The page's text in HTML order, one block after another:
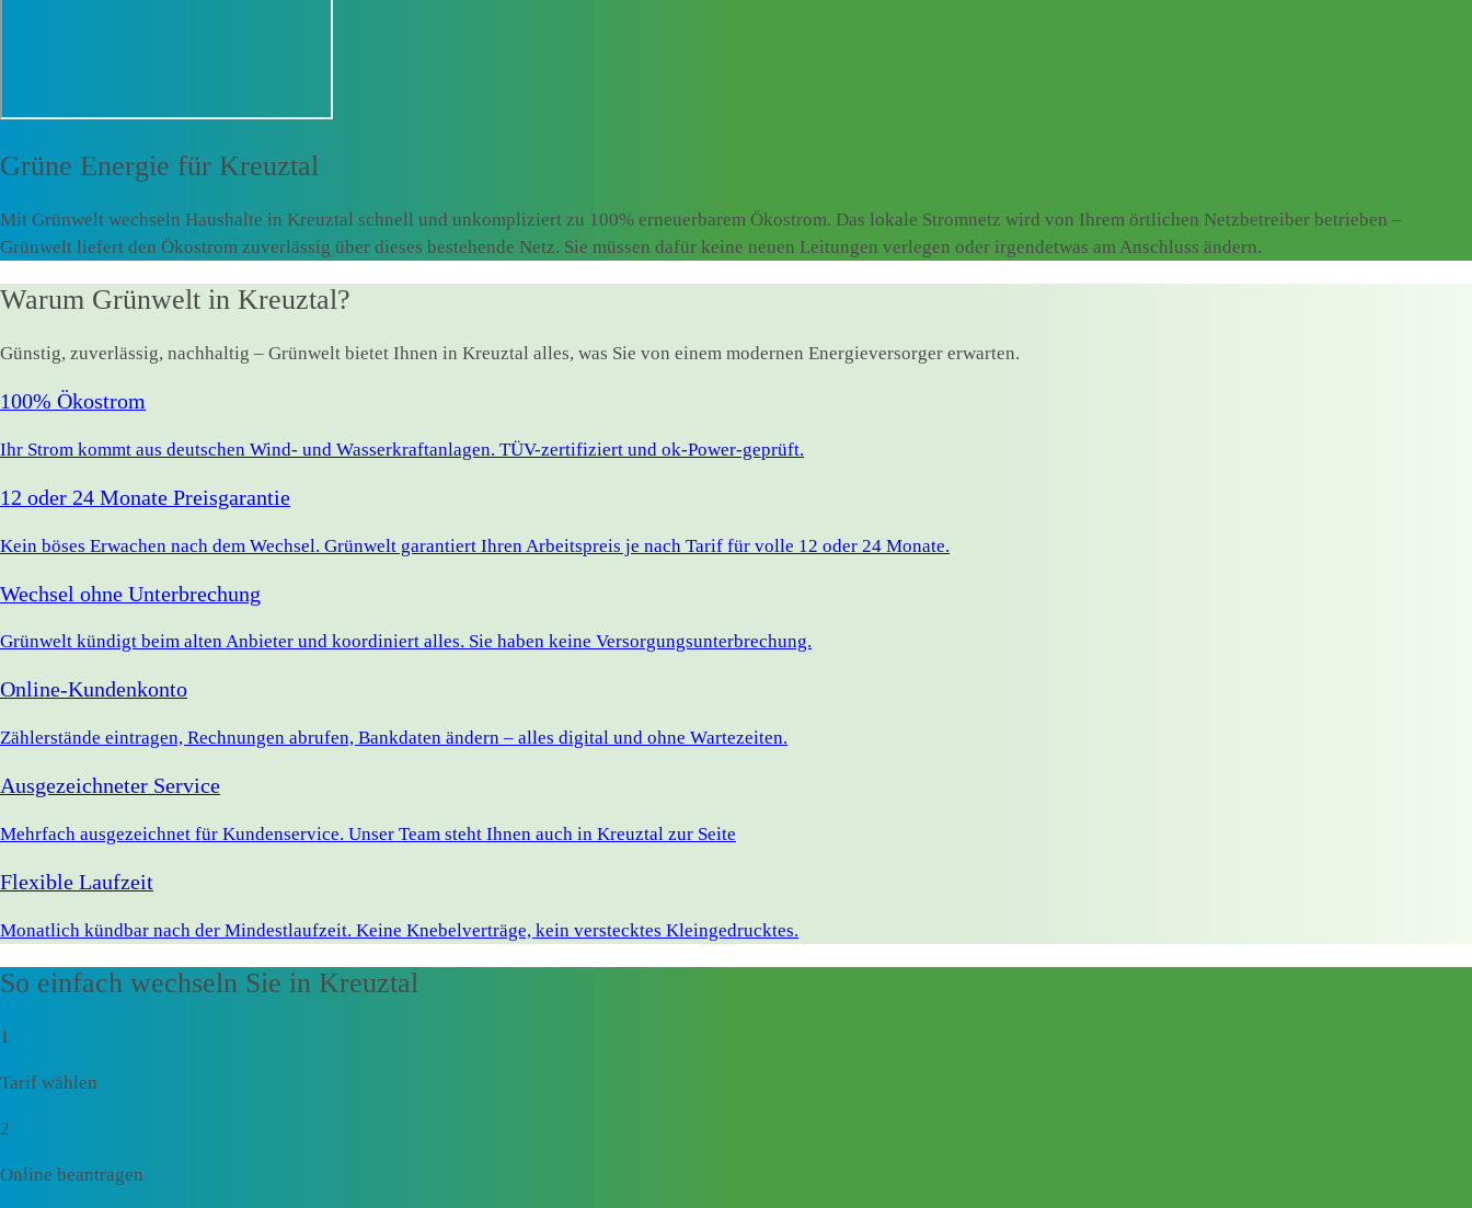
Grüne Energie für Kreuztal
Mit Grünwelt wechseln Haushalte in Kreuztal schnell und unkompliziert zu 100% erneuerbarem Ökostrom. Das lokale Stromnetz wird von Ihrem örtlichen Netzbetreiber betrieben –
Grünwelt liefert den Ökostrom zuverlässig über dieses bestehende Netz. Sie müssen dafür keine neuen Leitungen verlegen oder irgendetwas am Anschluss ändern.
Warum Grünwelt in Kreuztal?
Günstig, zuverlässig, nachhaltig – Grünwelt bietet Ihnen in Kreuztal alles, was Sie von einem modernen Energieversorger erwarten.
100% Ökostrom
Ihr Strom kommt aus deutschen Wind- und Wasserkraftanlagen. TÜV-zertifiziert und ok-Power-geprüft.
12 oder 24 Monate Preisgarantie
Kein böses Erwachen nach dem Wechsel. Grünwelt garantiert Ihren Arbeitspreis je nach Tarif für volle 12 oder 24 Monate.
Wechsel ohne Unterbrechung
Grünwelt kündigt beim alten Anbieter und koordiniert alles. Sie haben keine Versorgungsunterbrechung.
Online-Kundenkonto
Zählerstände eintragen, Rechnungen abrufen, Bankdaten ändern – alles digital und ohne Wartezeiten.
Ausgezeichneter Service
Mehrfach ausgezeichnet für Kundenservice. Unser Team steht Ihnen auch in Kreuztal zur Seite
Flexible Laufzeit
Monatlich kündbar nach der Mindestlaufzeit. Keine Knebelverträge, kein verstecktes Kleingedrucktes.
So einfach wechseln Sie in Kreuztal
1
Tarif wählen
2
Online beantragen